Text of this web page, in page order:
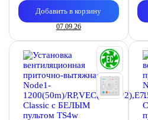
Добавить в корзину
07.09.26